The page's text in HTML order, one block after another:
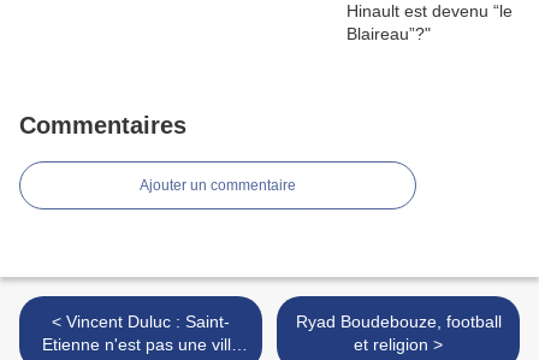
Commentaires
Ajouter un commentaire
< Vincent Duluc : Saint-
Etienne n'est pas une ville
Ryad Boudebouze, football
et religion >